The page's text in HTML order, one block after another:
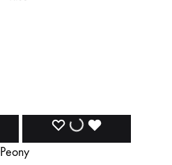
WISHLISTWISHLIST